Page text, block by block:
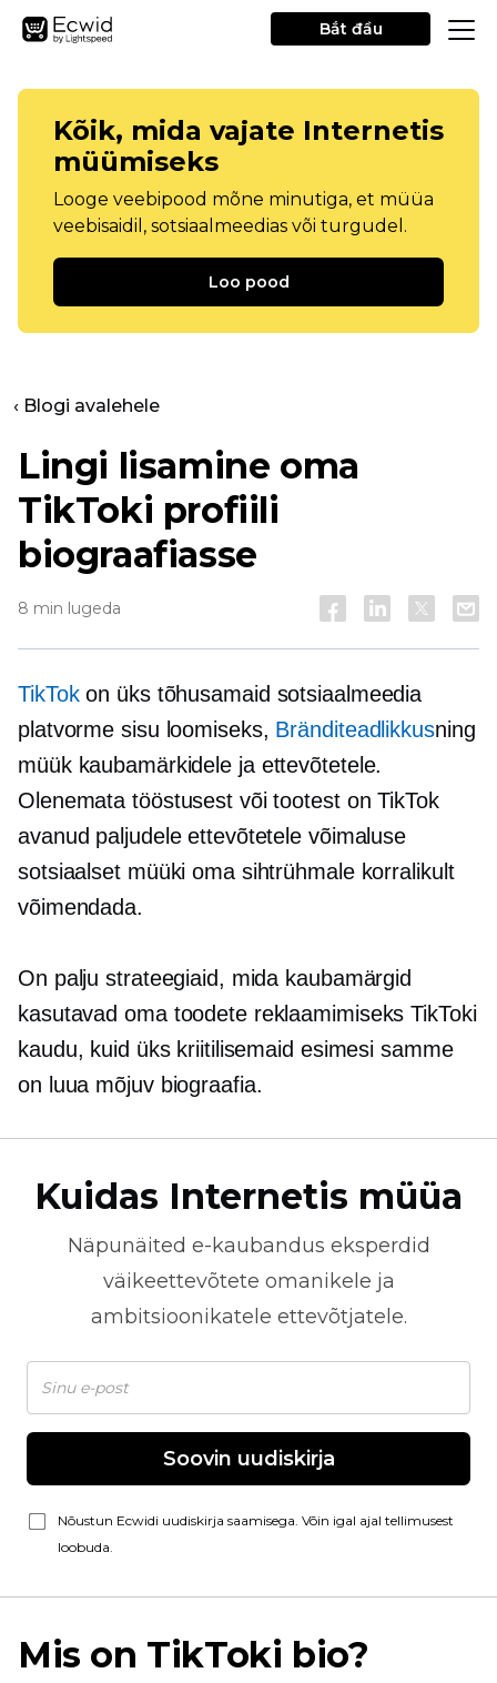
Bắt đầu
Kõik, mida vajate Internetis
müümiseks
Looge veebipood mõne minutiga, et müüa
veebisaidil, sotsiaalmeedias või turgudel.
Loo pood
‹ Blogi avalehele
Lingi lisamine oma
TikToki profiili
biograafiasse
8 min lugeda
TikTokon üks tõhusamaid sotsiaalmeedia
platvorme sisu loomiseks, Bränditeadlikkusning
müük kaubamärkidele ja ettevõtetele.
Olenemata tööstusest või tootest on TikTok
avanud paljudele ettevõtetele võimaluse
sotsiaalset müüki oma sihtrühmale korralikult
võimendada.
On palju strateegiaid, mida kaubamärgid
kasutavad oma toodete reklaamimiseks TikToki
kaudu, kuid üks kriitilisemaid esimesi samme
on luua mõjuv biograafia.
Kuidas Internetis müüa
Näpunäited e-kaubandus eksperdid
väikeettevõtete omanikele ja
ambitsioonikatele ettevõtjatele.
Soovin uudiskirja
Nõustun Ecwidi uudiskirja saamisega. Võin igal ajal tellimusest
loobuda.
Mis on TikToki bio?